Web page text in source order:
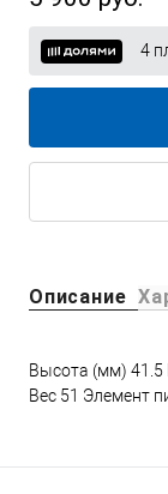
4
Описание
Высота (мм)
Вес 51 Элемент